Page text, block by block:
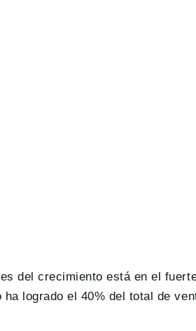
del crecimiento está en el
logrado el 40% del total de